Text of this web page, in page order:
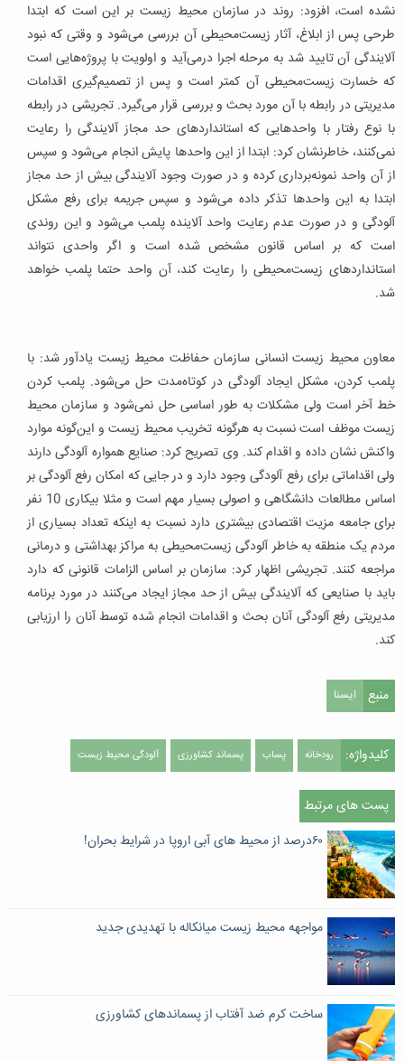
نشده است، افزود: روند در سازمان محیط زیست بر این است که ابتدا
طرحی پس از ابلاغ، آثار زیست‌محیطی آن بررسی می‌شود و وقتی که نبود
آلایندگی آن تایید شد به مرحله اجرا درمی‌آید و اولویت با پروژه‌هایی است
که خسارت زیست‌محیطی آن کمتر است و پس از تصمیم‌گیری اقدامات
مدیریتی در رابطه با آن مورد بحث و بررسی قرار می‌گیرد. تجریشی در رابطه
با نوع رفتار با واحدهایی که استانداردهای حد مجاز آلایندگی را رعایت
نمی‌کنند، خاطرنشان کرد: ابتدا از این واحدها پایش انجام می‌شود و سپس
از آن واحد نمونه‌برداری کرده و در صورت وجود آلایندگی بیش از حد مجاز
ابتدا به این واحدها تذکر داده می‌شود و سپس جریمه برای رفع مشکل
آلودگی و در صورت عدم رعایت واحد آلاینده پلمب می‌شود و این روندی
است که بر اساس قانون مشخص شده است و اگر واحدی نتواند
استانداردهای زیست‌محیطی را رعایت کند، آن واحد حتما پلمب خواهد
شد.
معاون محیط زیست انسانی سازمان حفاظت محیط زیست یادآور شد: با
پلمب کردن، مشکل ایجاد آلودگی در کوتاه‌مدت حل می‌شود. پلمب کردن
خط آخر است ولی مشکلات به طور اساسی حل نمی‌شود و سازمان محیط
زیست موظف است نسبت به هرگونه تخریب محیط زیست و این‌گونه موارد
واکنش نشان داده و اقدام کند. وی تصریح کرد: صنایع همواره آلودگی دارند
ولی اقداماتی برای رفع آلودگی وجود دارد و در جایی که امکان رفع آلودگی بر
اساس مطالعات دانشگاهی و اصولی بسیار مهم است و مثلا بیکاری 10 نفر
برای جامعه مزیت اقتصادی بیشتری دارد نسبت به اینکه تعداد بسیاری از
مردم یک منطقه به خاطر آلودگی زیست‌محیطی به مراکز بهداشتی و درمانی
مراجعه کنند. تجریشی اظهار کرد: سازمان بر اساس الزامات قانونی که دارد
باید با صنایعی که آلایندگی بیش از حد مجاز ایجاد می‌کنند در مورد برنامه
مدیریتی رفع آلودگی آنان بحث و اقدامات انجام شده توسط آنان را ارزیابی
کند.
منبع ایسنا
کلیدواژه: رودخانه پساب پسماند کشاورزی آلودگی محیط زیست
پست های مرتبط
۶۰درصد از محیط های آبی اروپا در شرایط بحران!
مواجهه محیط زیست میانکاله با تهدیدی جدید
ساخت کرم ضد آفتاب از پسماندهای کشاورزی